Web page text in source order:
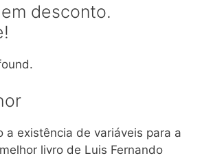
desconto.
a existência de variáveis para a
livro de Luis Fernando